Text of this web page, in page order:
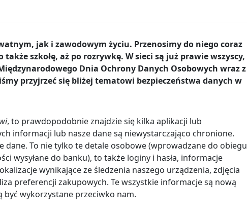
jak i zawodowym życiu. Przenosimy do niego coraz
szkołę, aż po rozrywkę. W sieci są już prawie wszyscy,
Dnia Ochrony Danych Osobowych wraz z
przyjrzeć się bliżej tematowi bezpieczeństwa danych w
, to prawdopodobnie znajdzie się kilka aplikacji lub
informacji lub nasze dane są niewystarczająco chronione.
dane. To nie tylko te detale osobowe (wprowadzane do obiegu
wysyłane do banku), to także loginy i hasła, informacje
wynikające ze śledzenia naszego urządzenia, zdjęcia
preferencji zakupowych. Te wszystkie informacje są nową
być wykorzystane przeciwko nam.